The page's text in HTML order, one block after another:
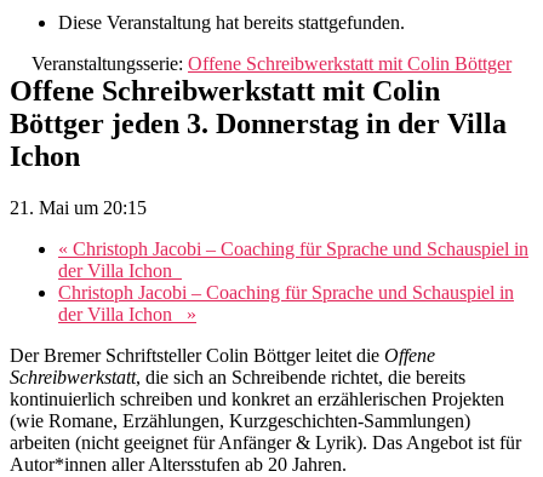
Diese Veranstaltung hat bereits stattgefunden.
Veranstaltungsserie: Offene Schreibwerkstatt mit Colin Böttger
Offene Schreibwerkstatt mit Colin
Böttger jeden 3. Donnerstag in der Villa
Ichon
21. Mai um 20:15
« Christoph Jacobi – Coaching für Sprache und Schauspiel in
der Villa Ichon
Christoph Jacobi – Coaching für Sprache und Schauspiel in
der Villa Ichon »
Der Bremer Schriftsteller Colin Böttger leitet die Offene
Schreibwerkstatt, die sich an Schreibende richtet, die bereits
kontinuierlich schreiben und konkret an erzählerischen Projekten
(wie Romane, Erzählungen, Kurzgeschichten-Sammlungen)
arbeiten (nicht geeignet für Anfänger & Lyrik). Das Angebot ist für
Autor*innen aller Altersstufen ab 20 Jahren.